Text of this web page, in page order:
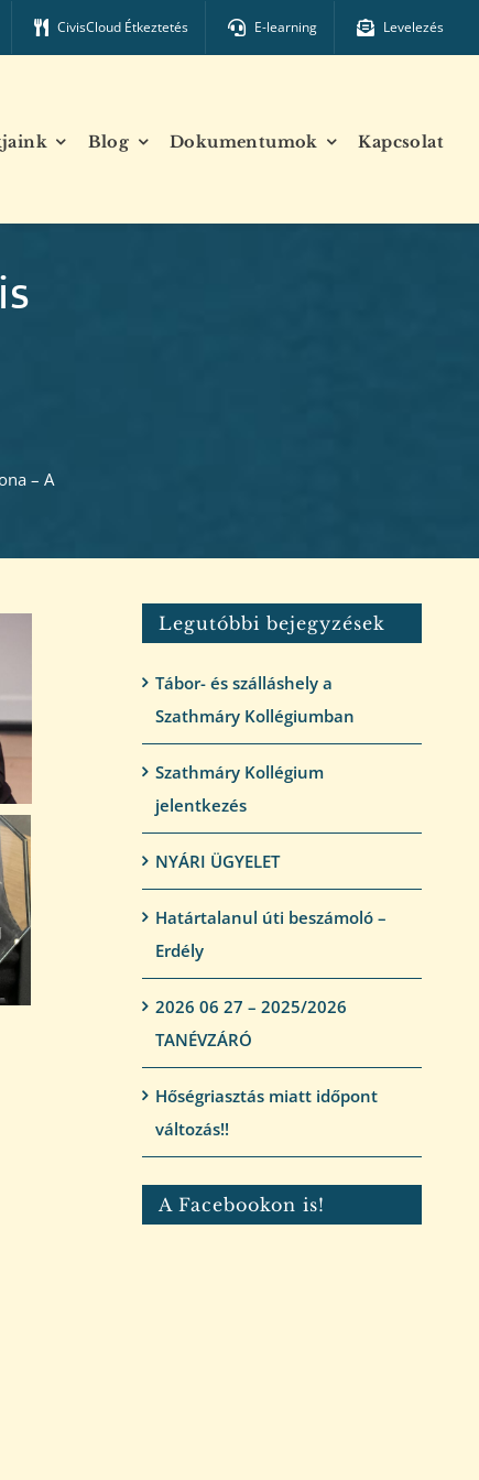
CivisCloud Étkeztetés E-learning Levelezés
Blog Dokumentumok Kapcsolat
– A
Legutóbbi bejegyzések
Tábor- és szálláshely a
Szathmáry Kollégiumban
Szathmáry Kollégium
jelentkezés
NYÁRI ÜGYELET
Határtalanul úti beszámoló –
Erdély
2026 06 27 – 2025/2026
TANÉVZÁRÓ
Hőségriasztás miatt időpont
változás!!
A Facebookon is!